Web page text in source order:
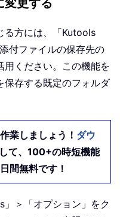
変更する
る方には、「Kutools
付ファイルの保存先の
用ください。この機能を
保存する既定のフォルダ
業しましょう！ ダウ
して、100+の時短機能
間無料です！
＞「オプション」をク